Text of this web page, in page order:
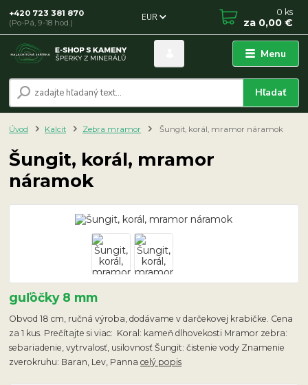
Menu
EUR
Hľadať
+420 723 381 870
(Po-Pá, 9-18 hod.)
0 ks
za 0,00 €
Úvod Kalcit Zebra mramor Šungit, korál, mramor náramok
Šungit, korál, mramor
náramok
guľôčky 8 mm
Obvod 18 cm, ručná výroba, dodávame v darčekovej krabičke. Cena
za 1 kus. Prečítajte si viac: Koral: kameň dlhovekosti Mramor zebra:
sebariadenie, vytrvalosť, usilovnosť Šungit: čistenie vody Znamenie
zverokruhu: Baran, Lev, Pannacelý popis